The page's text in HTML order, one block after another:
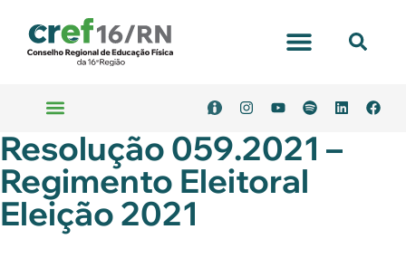
Resolução 059.2021 –
Regimento Eleitoral
Eleição 2021